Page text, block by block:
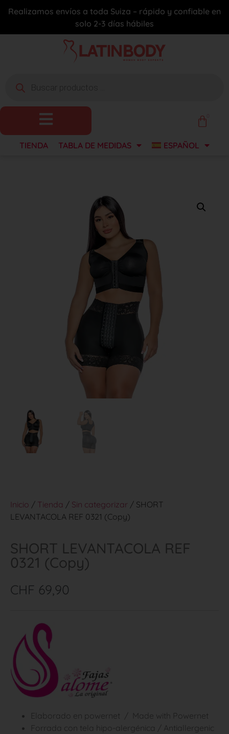
Realizamos envíos a toda Suiza – rápido y confiable en
solo 2-3 días hábiles
TIENDA TABLA DE MEDIDAS ESPAÑOL
Inicio / Tienda / Sin categorizar / SHORT
LEVANTACOLA REF 0321 (Copy)
SHORT LEVANTACOLA REF
0321 (Copy)
CHF 69,90
Elaborado en powernet / Made with Powernet
Forrada con tela hipo-alergénica / Antiallergenic